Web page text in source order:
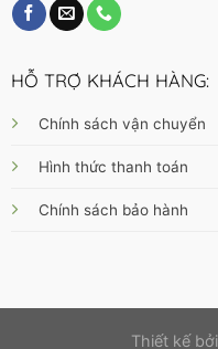
HỖ TRỢ KHÁCH HÀNG:
Chính sách vận chuyển
Hình thức thanh toán
Chính sách bảo hành
Thiết kế bởi